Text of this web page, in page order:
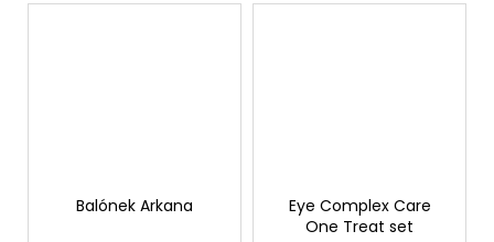
Balónek Arkana
Eye Complex Care
One Treat set